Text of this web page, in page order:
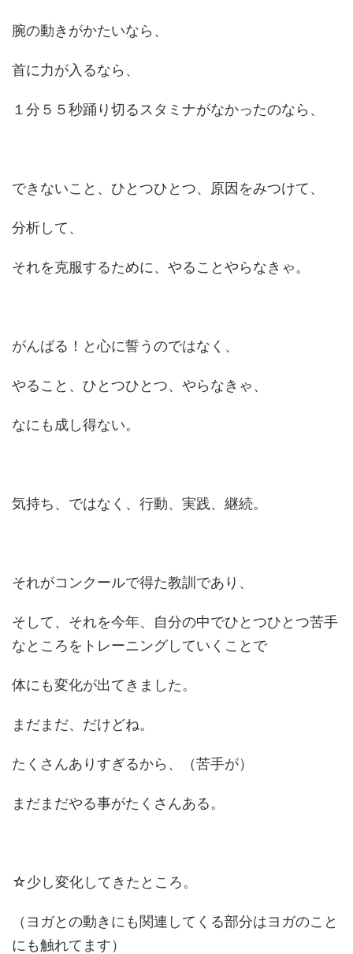
腕の動きがかたいなら、
首に力が入るなら、
１分５５秒踊り切るスタミナがなかったのなら、
できないこと、ひとつひとつ、原因をみつけて、
分析して、
それを克服するために、やることやらなきゃ。
がんばる！と心に誓うのではなく、
やること、ひとつひとつ、やらなきゃ、
なにも成し得ない。
気持ち、ではなく、行動、実践、継続。
それがコンクールで得た教訓であり、
そして、それを今年、自分の中でひとつひとつ苦手
なところをトレーニングしていくことで
体にも変化が出てきました。
まだまだ、だけどね。
たくさんありすぎるから、（苦手が）
まだまだやる事がたくさんある。
☆少し変化してきたところ。
（ヨガとの動きにも関連してくる部分はヨガのこと
にも触れてます）